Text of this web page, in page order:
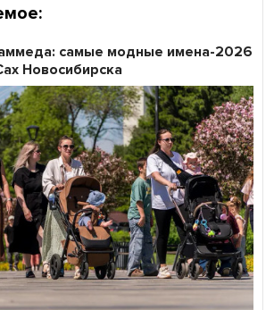
самые модные имена-2026
Новосибирска